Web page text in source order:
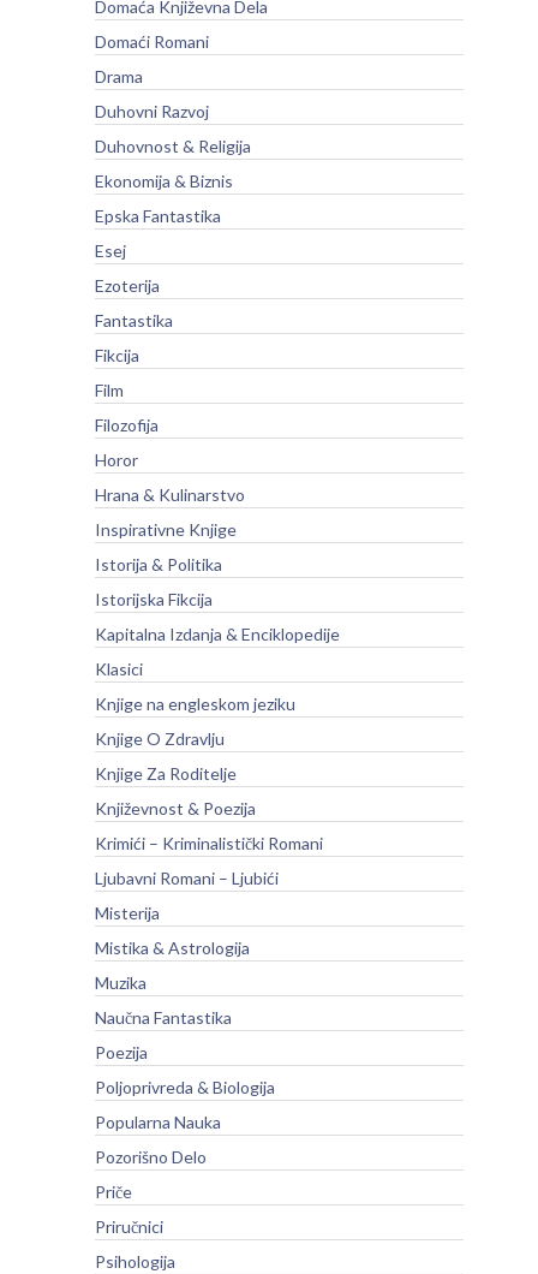
Domaća Književna Dela
Domaći Romani
Drama
Duhovni Razvoj
Duhovnost & Religija
Ekonomija & Biznis
Epska Fantastika
Esej
Ezoterija
Fantastika
Fikcija
Film
Filozofija
Horor
Hrana & Kulinarstvo
Inspirativne Knjige
Istorija & Politika
Istorijska Fikcija
Kapitalna Izdanja & Enciklopedije
Klasici
Knjige na engleskom jeziku
Knjige O Zdravlju
Knjige Za Roditelje
Književnost & Poezija
Krimići – Kriminalistički Romani
Ljubavni Romani – Ljubići
Misterija
Mistika & Astrologija
Muzika
Naučna Fantastika
Poezija
Poljoprivreda & Biologija
Popularna Nauka
Pozorišno Delo
Priče
Priručnici
Psihologija